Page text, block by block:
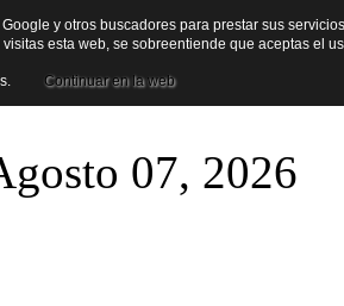
07, 2026
y otros buscadores para prestar sus
esta web, se sobreentiende que aceptas el
Continuar en la web